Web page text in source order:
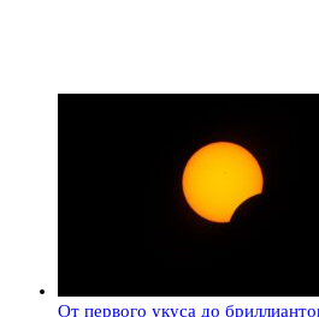
От первого укуса до